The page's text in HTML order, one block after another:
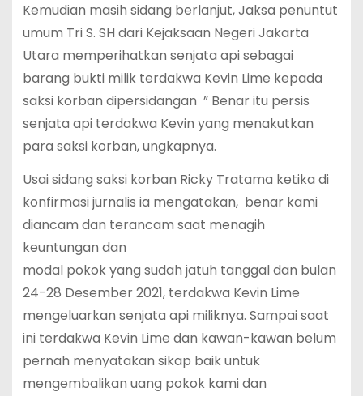
Kemudian masih sidang berlanjut, Jaksa penuntut
umum Tri S. SH dari Kejaksaan Negeri Jakarta
Utara memperihatkan senjata api sebagai
barang bukti milik terdakwa Kevin Lime kepada
saksi korban dipersidangan ” Benar itu persis
senjata api terdakwa Kevin yang menakutkan
para saksi korban, ungkapnya.
Usai sidang saksi korban Ricky Tratama ketika di
konfirmasi jurnalis ia mengatakan, benar kami
diancam dan terancam saat menagih
keuntungan dan
modal pokok yang sudah jatuh tanggal dan bulan
24-28 Desember 2021, terdakwa Kevin Lime
mengeluarkan senjata api miliknya. Sampai saat
ini terdakwa Kevin Lime dan kawan-kawan belum
pernah menyatakan sikap baik untuk
mengembalikan uang pokok kami dan